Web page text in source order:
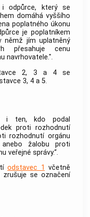
i odpůrce, který se
domáhá vyššího
poplatného úkonu
je poplatníkem
němž jím uplatněný
přesahuje cenu
navrhovatele.".
2, 3 a 4 se
3, 4 a 5.
i ten, kdo podal
proti rozhodnutí
rozhodnutí orgánu
anebo žalobu proti
veřejné správy.“.
odstavec 1 včetně
se označení